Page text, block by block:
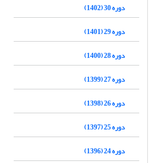
دوره 30 (1402)
دوره 29 (1401)
دوره 28 (1400)
دوره 27 (1399)
دوره 26 (1398)
دوره 25 (1397)
دوره 24 (1396)